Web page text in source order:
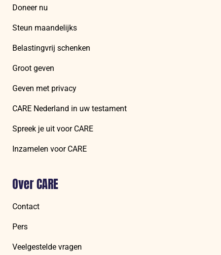
Doneer nu
Steun maandelijks
Belastingvrij schenken
Groot geven
Geven met privacy
CARE Nederland in uw testament
Spreek je uit voor CARE
Inzamelen voor CARE
Over CARE
Contact
Pers
Veelgestelde vragen